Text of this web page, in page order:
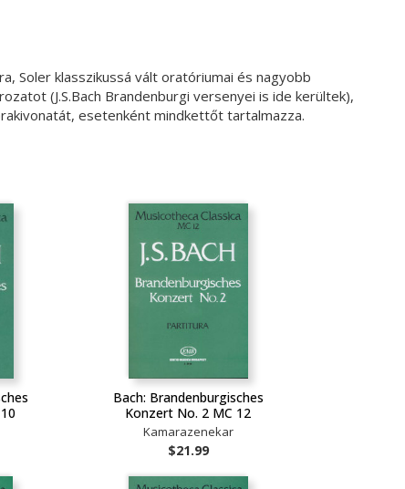
Soler klasszikussá vált oratóriumai és nagyobb
(J.S.Bach Brandenburgi versenyei is ide kerültek),
esetenként mindkettőt tartalmazza.
Bach: Brandenburgisches
Konzert No. 2 MC 12
Kamarazenekar
$21.99